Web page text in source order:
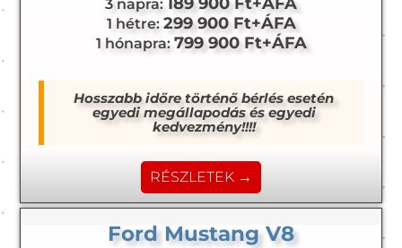
3 napra:
1 hétre: 299 900 Ft+ÁFA
1 hónapra: 799 900 Ft+ÁFA
Hosszabb időre történő bérlés esetén
egyedi megállapodás és egyedi
kedvezmény!!!!
RÉSZLETEK →
Ford Mustang V8